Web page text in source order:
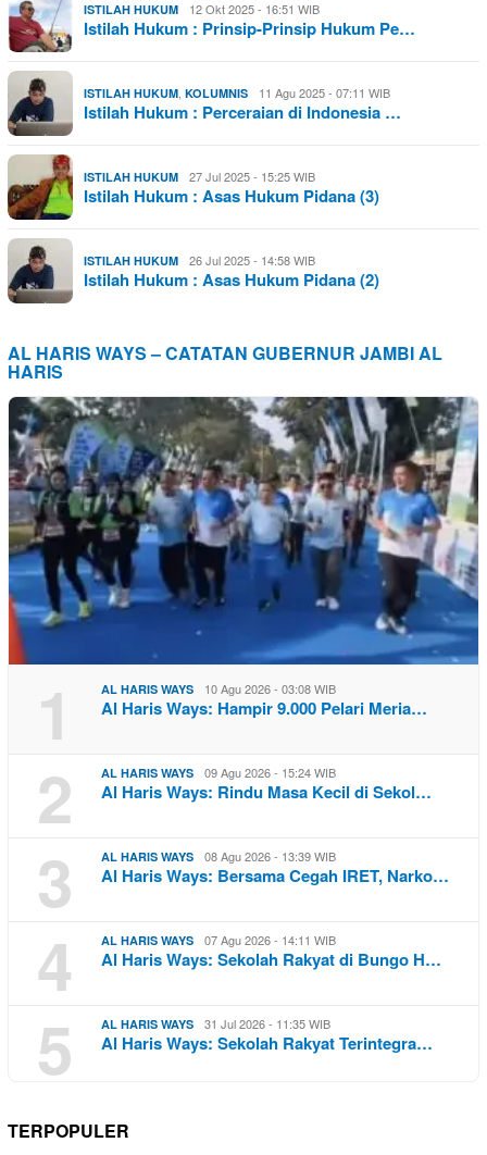
ISTILAH HUKUM 12 Okt 2025 - 16:51 WIB
Istilah Hukum : Prinsip-Prinsip Hukum Pe…
ISTILAH HUKUM KOLUMNIS 11 Agu 2025 - 07:11 WIB
Istilah Hukum : Perceraian di Indonesia …
ISTILAH HUKUM 27 Jul 2025 - 15:25 WIB
Istilah Hukum : Asas Hukum Pidana (3)
ISTILAH HUKUM 26 Jul 2025 - 14:58 WIB
Istilah Hukum : Asas Hukum Pidana (2)
AL HARIS WAYS – CATATAN GUBERNUR JAMBI AL
HARIS
1 AL HARIS WAYS 10 Agu 2026 - 03:08 WIB
Al Haris Ways: Hampir 9.000 Pelari Meria…
2 AL HARIS WAYS 09 Agu 2026 - 15:24 WIB
Al Haris Ways: Rindu Masa Kecil di Sekol…
3 AL HARIS WAYS 08 Agu 2026 - 13:39 WIB
Al Haris Ways: Bersama Cegah IRET, Narko…
4 AL HARIS WAYS 07 Agu 2026 - 14:11 WIB
Al Haris Ways: Sekolah Rakyat di Bungo H…
5 AL HARIS WAYS 31 Jul 2026 - 11:35 WIB
Al Haris Ways: Sekolah Rakyat Terintegra…
TERPOPULER